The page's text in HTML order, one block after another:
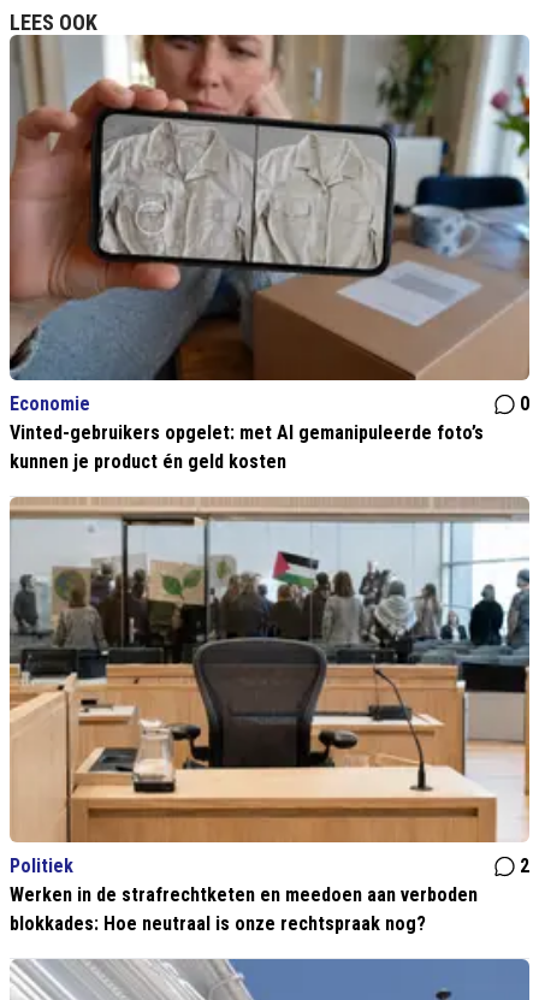
LEES OOK
Economie
0
Vinted-gebruikers opgelet: met AI gemanipuleerde foto’s
kunnen je product én geld kosten
Politiek
2
Werken in de strafrechtketen en meedoen aan verboden
blokkades: Hoe neutraal is onze rechtspraak nog?